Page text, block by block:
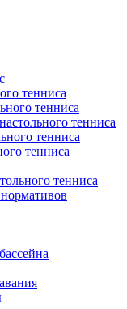
тенниса
тенниса
тенниса
тенниса
тенниса
тенниса